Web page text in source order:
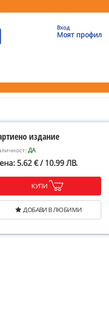
Вход
Моят профил
издание
ДА
5.62 € / 10.99 ЛВ.
КУПИ
ДОБАВИ В ЛЮБИМИ